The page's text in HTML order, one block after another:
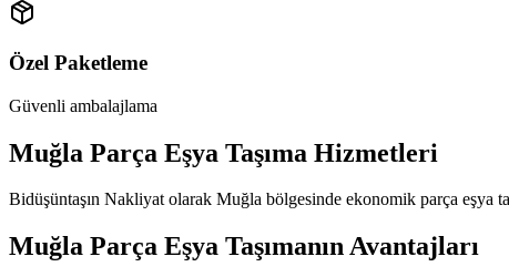
Özel Paketleme
Güvenli ambalajlama
Muğla Parça Eşya Taşıma Hizmetleri
Bidüşüntaşın Nakliyat olarak Muğla bölgesinde ekonomik parça eşya
Muğla Parça Eşya Taşımanın Avantajları